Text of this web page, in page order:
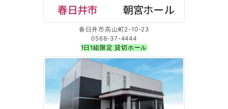
春日井市高山町2-10-23
0568-37-4444
1日1組限定 貸切ホール